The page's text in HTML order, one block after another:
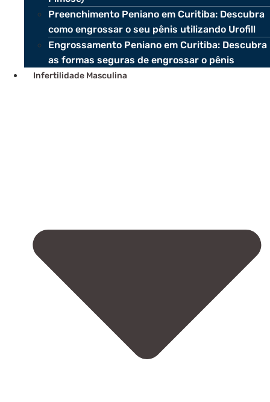
Preenchimento Peniano em Curitiba: Descubra
como engrossar o seu pênis utilizando Urofill
Engrossamento Peniano em Curitiba: Descubra
as formas seguras de engrossar o pênis
Infertilidade Masculina